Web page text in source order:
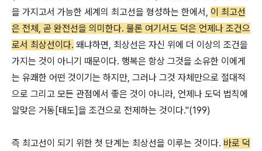
을 가지고서 가능한 세계의 최고선을 형성하는 한에서, 이 최고선
은 전체, 곧 완전선을 의미한다. 물론 여기서도 덕은 언제나 조건으
로서 최상선이다. 왜냐하면, 최상선은 자신 위에 더 이상의 조건을
가지는 것이 아니기 때문이다. 행복은 항상 그것을 소유한 이에게
는 유쾌한 어떤 것이기는 하지만, 그러나 그것 자체만으로 절대적
으로 그리고 모든 관점에서 좋은 것이 아니라, 언제나 도덕 법칙에
알맞은 거동[태도]을 조건으로 전제하는 것이다."(199)
즉 최고선이 되기 위한 첫 단계는 최상선을 이루는 것이다. 바로 덕